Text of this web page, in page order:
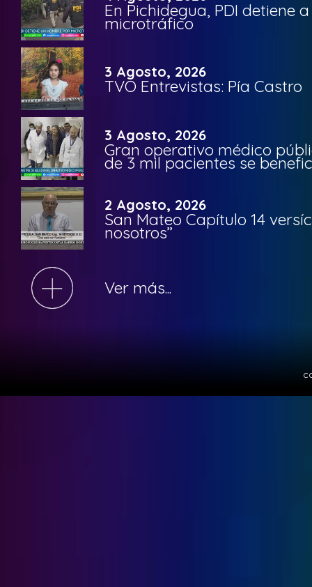
En Pichidegua, PDI detiene
microtráfico
3 Agosto, 2026
TVO Entrevistas: Pía Castro
3 Agosto, 2026
Gran operativo médico
de 3 mil pacientes se
2 Agosto, 2026
San Mateo Capítulo 14
nosotros”
Ver más...